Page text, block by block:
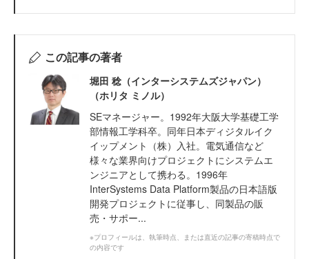
この記事の著者
堀田 稔（インターシステムズジャパン）
（ホリタ ミノル）
SEマネージャー。1992年大阪大学基礎工学
部情報工学科卒。同年日本ディジタルイク
イップメント（株）入社。電気通信など
様々な業界向けプロジェクトにシステムエ
ンジニアとして携わる。1996年
InterSystems Data Platform製品の日本語版
開発プロジェクトに従事し、同製品の販
売・サポー...
※プロフィールは、執筆時点、または直近の記事の寄稿時点で
の内容です